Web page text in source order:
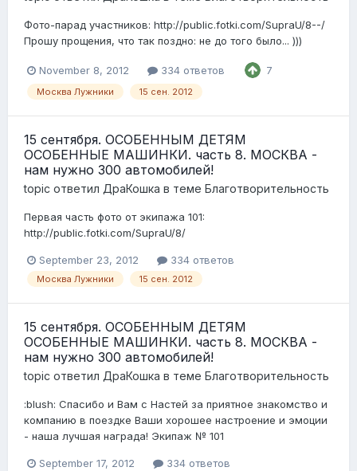
Фото-парад участников: http://public.fotki.com/SupraU/8--/
Прошу прощения, что так поздно: не до того было... )))
November 8, 2012 334 ответов 7
Москва Лужники 15 сен. 2012
15 сентября. ОСОБЕННЫМ ДЕТЯМ
ОСОБЕННЫЕ МАШИНКИ. часть 8. МОСКВА -
нам нужно 300 автомобилей!
topic ответил ДраКошка в теме Благотворительность
Первая часть фото от экипажа 101:
http://public.fotki.com/SupraU/8/
September 23, 2012 334 ответов
Москва Лужники 15 сен. 2012
15 сентября. ОСОБЕННЫМ ДЕТЯМ
ОСОБЕННЫЕ МАШИНКИ. часть 8. МОСКВА -
нам нужно 300 автомобилей!
topic ответил ДраКошка в теме Благотворительность
:blush: Спасибо и Вам с Настей за приятное знакомство и
компанию в поездке Ваши хорошее настроение и эмоции
- наша лучшая награда! Экипаж № 101
September 17, 2012 334 ответов